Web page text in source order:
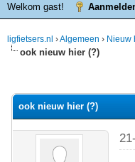
Welkom gast!
ligfietsers.nl ›Algemeen › Nieuw
ook nieuw hier (?)
ook nieuw hier (?)